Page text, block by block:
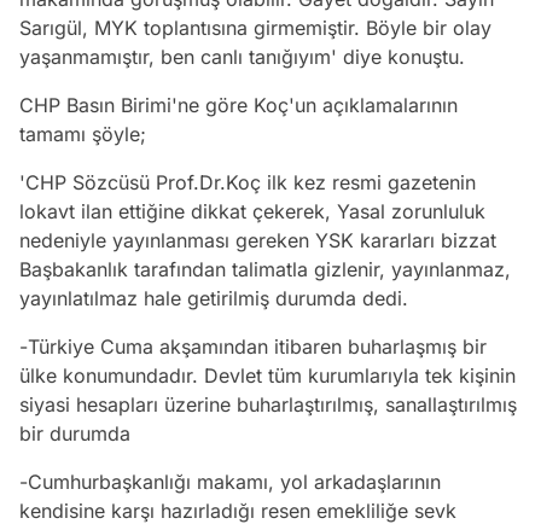
Sarıgül, MYK toplantısına girmemiştir. Böyle bir olay
yaşanmamıştır, ben canlı tanığıyım' diye konuştu.
CHP Basın Birimi'ne göre Koç'un açıklamalarının
tamamı şöyle;
'CHP Sözcüsü Prof.Dr.Koç ilk kez resmi gazetenin
lokavt ilan ettiğine dikkat çekerek, Yasal zorunluluk
nedeniyle yayınlanması gereken YSK kararları bizzat
Başbakanlık tarafından talimatla gizlenir, yayınlanmaz,
yayınlatılmaz hale getirilmiş durumda dedi.
-Türkiye Cuma akşamından itibaren buharlaşmış bir
ülke konumundadır. Devlet tüm kurumlarıyla tek kişinin
siyasi hesapları üzerine buharlaştırılmış, sanallaştırılmış
bir durumda
-Cumhurbaşkanlığı makamı, yol arkadaşlarının
kendisine karşı hazırladığı resen emekliliğe sevk